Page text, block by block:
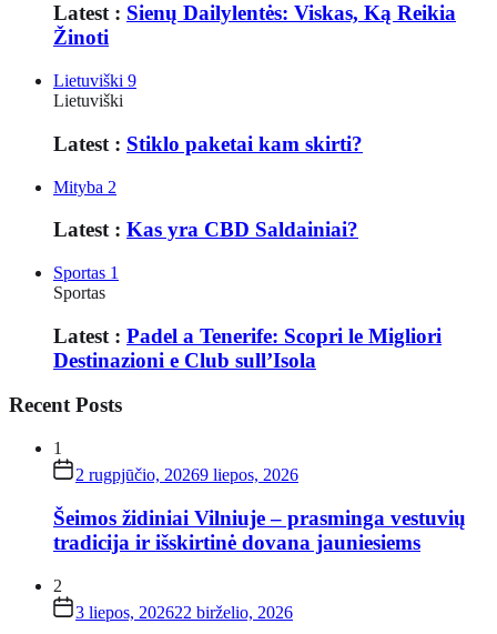
Latest : Sienų Dailylentės: Viskas, Ką Reikia
Žinoti
Lietuviški 9
Lietuviški
Latest : Stiklo paketai kam skirti?
Mityba 2
Latest : Kas yra CBD Saldainiai?
Sportas 1
Sportas
Latest : Padel a Tenerife: Scopri le Migliori
Destinazioni e Club sull’Isola
Recent Posts
1
2 rugpjūčio, 20269 liepos, 2026
Šeimos židiniai Vilniuje – prasminga vestuvių
tradicija ir išskirtinė dovana jauniesiems
2
3 liepos, 202622 birželio, 2026